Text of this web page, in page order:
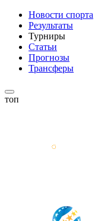
Новости спорта
Результаты
Турниры
Статьи
Прогнозы
Трансферы
топ